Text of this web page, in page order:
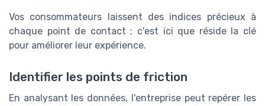
Vos consommateurs laissent des indices précieux à
chaque point de contact ; c'est ici que réside la clé
pour améliorer leur expérience.
Identifier les points de friction
En analysant les données, l'entreprise peut repérer les